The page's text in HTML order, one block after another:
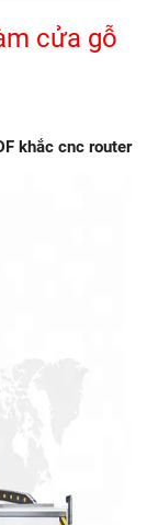
cửa gỗ
khắc cnc router